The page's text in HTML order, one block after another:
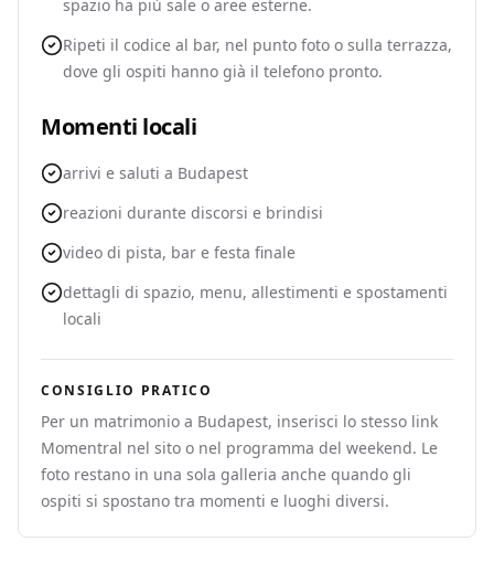
spazio ha più sale o aree esterne.
Ripeti il codice al bar, nel punto foto o sulla terrazza,
dove gli ospiti hanno già il telefono pronto.
Momenti locali
arrivi e saluti a Budapest
reazioni durante discorsi e brindisi
video di pista, bar e festa finale
dettagli di spazio, menu, allestimenti e spostamenti
locali
CONSIGLIO PRATICO
Per un matrimonio a Budapest, inserisci lo stesso link
Momentral nel sito o nel programma del weekend. Le
foto restano in una sola galleria anche quando gli
ospiti si spostano tra momenti e luoghi diversi.